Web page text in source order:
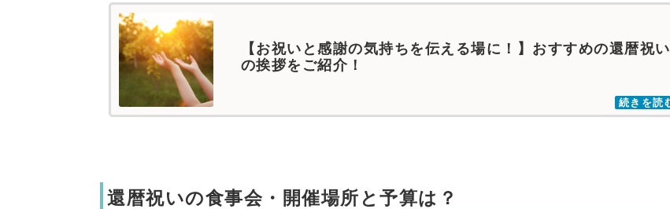
【お祝いと感謝の気持ちを伝える場に！】おすすめの還暦祝い
の挨拶をご紹介！
還暦祝いの食事会・開催場所と予算は？